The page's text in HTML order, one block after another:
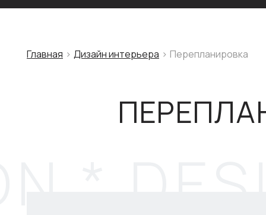
Главная Дизайн интерьера Перепланировка